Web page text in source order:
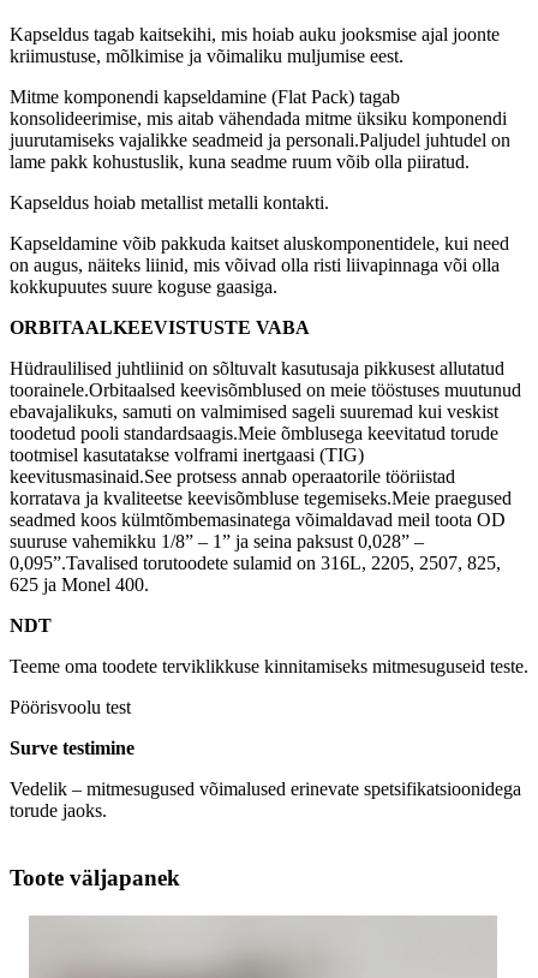
Kapseldus tagab kaitsekihi, mis hoiab auku jooksmise ajal joonte
kriimustuse, mõlkimise ja võimaliku muljumise eest.
Mitme komponendi kapseldamine (Flat Pack) tagab
konsolideerimise, mis aitab vähendada mitme üksiku komponendi
juurutamiseks vajalikke seadmeid ja personali.Paljudel juhtudel on
lame pakk kohustuslik, kuna seadme ruum võib olla piiratud.
Kapseldus hoiab metallist metalli kontakti.
Kapseldamine võib pakkuda kaitset aluskomponentidele, kui need
on augus, näiteks liinid, mis võivad olla risti liivapinnaga või olla
kokkupuutes suure koguse gaasiga.
ORBITAALKEEVISTUSTE VABA
Hüdraulilised juhtliinid on sõltuvalt kasutusaja pikkusest allutatud
toorainele.Orbitaalsed keevisõmblused on meie tööstuses muutunud
ebavajalikuks, samuti on valmimised sageli suuremad kui veskist
toodetud pooli standardsaagis.Meie õmblusega keevitatud torude
tootmisel kasutatakse volframi inertgaasi (TIG)
keevitusmasinaid.See protsess annab operaatorile tööriistad
korratava ja kvaliteetse keevisõmbluse tegemiseks.Meie praegused
seadmed koos külmtõmbemasinatega võimaldavad meil toota OD
suuruse vahemikku 1/8” – 1” ja seina paksust 0,028” –
0,095”.Tavalised torutoodete sulamid on 316L, 2205, 2507, 825,
625 ja Monel 400.
NDT
Teeme oma toodete terviklikkuse kinnitamiseks mitmesuguseid teste.
Pöörisvoolu test
Surve testimine
Vedelik – mitmesugused võimalused erinevate spetsifikatsioonidega
torude jaoks.
Toote väljapanek